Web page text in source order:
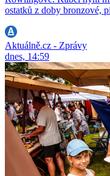
ostatků z doby bronzové,
Aktuálně.cz - Zprávy
dnes, 14:59